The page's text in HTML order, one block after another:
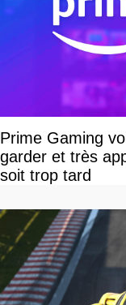
Prime Gaming
garder et très
soit trop tard